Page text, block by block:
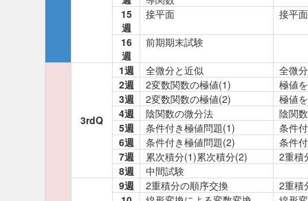
15
週
接平面 接平
16
週
前期期末試験
3rdQ
1週 全微分と近似
全微
2週
2変数関数の極値(1)
極値
3週
2変数関数の極値(2)
極値
4週
陰関数の微分法
陰関
5週
条件付き極値問題(1)
条件
6週
条件付き極値問題(2)
条件
7週
累次積分(1)累次積分(2)
2重積
8週
中間試験
9週 2重積分の順序交換
2重積